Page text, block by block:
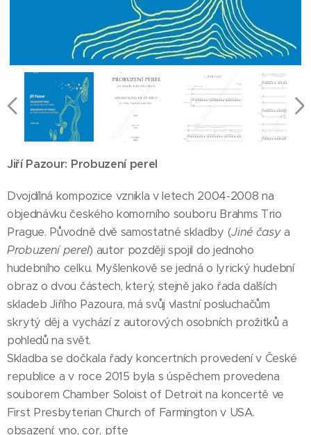
Jiří Pazour: Probuzení perel
Dvojdílná kompozice vznikla v letech 2004-2008 na
objednávku českého komorního souboru Brahms Trio
Prague. Původně dvě samostatné skladby (Jiné časya
Probuzení perel) autor později spojil do jednoho
hudebního celku. Myšlenkově se jedná o lyrický hudební
obraz o dvou částech, který, stejně jako řada dalších
skladeb Jiřího Pazoura, má svůj vlastní posluchačům
skrytý děj a vychází z autorových osobních prožitků a
pohledů na svět.
Skladba se dočkala řady koncertních provedení v České
republice a v roce 2015 byla s úspěchem provedena
souborem Chamber Soloist of Detroit na koncertě ve
First Presbyterian Church of Farmington v USA.
obsazení: vno, cor, pfte